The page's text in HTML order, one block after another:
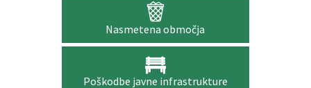
Nasmetena območja
Poškodbe javne infrastrukture